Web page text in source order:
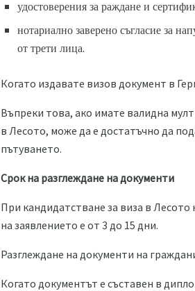
удостоверения за раждане и
нотариално заверено съгласие за
от трети лица.
Когато издавате визов документ в
Въпреки това, ако имате валидна
в Лесото, може да е достатъчно да
пътуването.
Срок на разглеждане на документи
При кандидатстване за виза в
на заявлението е от 3 до 15 дни.
Разглеждане на документи на
Когато документът е съставен в